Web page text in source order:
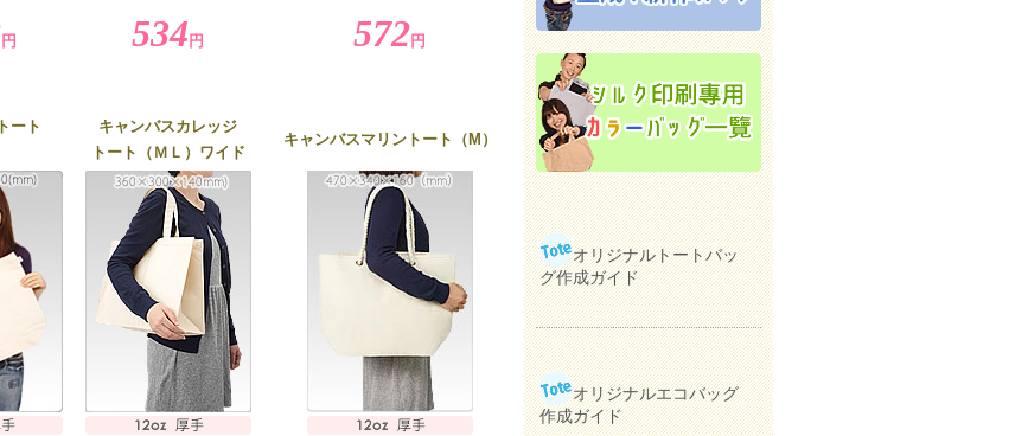
円 534 円 572 円
ート
キャンバスカレッジ
トート（ＭＬ）ワイド
キャンバスマリントート（M）
オリジナルトートバッ
グ作成ガイド
オリジナルエコバッグ
作成ガイド